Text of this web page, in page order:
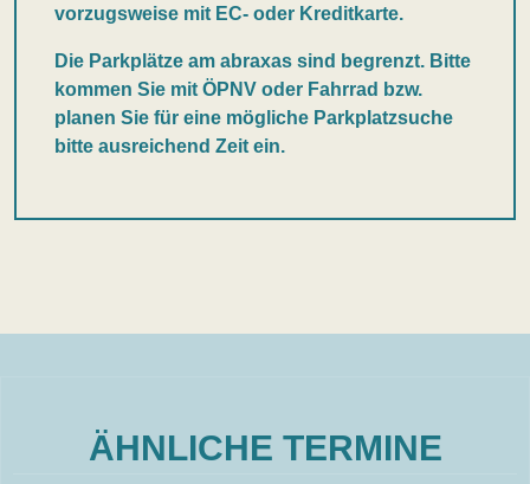
vorzugsweise mit EC- oder Kreditkarte.
Die Parkplätze am abraxas sind begrenzt. Bitte
kommen Sie mit ÖPNV oder Fahrrad bzw.
planen Sie für eine mögliche Parkplatzsuche
bitte ausreichend Zeit ein.
ÄHNLICHE TERMINE